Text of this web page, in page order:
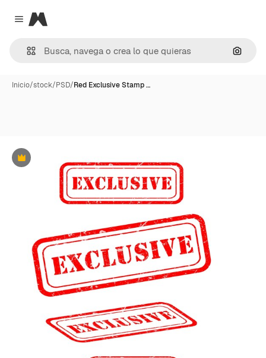
Close menu
Magnific
Inicio/stock/PSD/Red Exclusive Stamp …
Premium